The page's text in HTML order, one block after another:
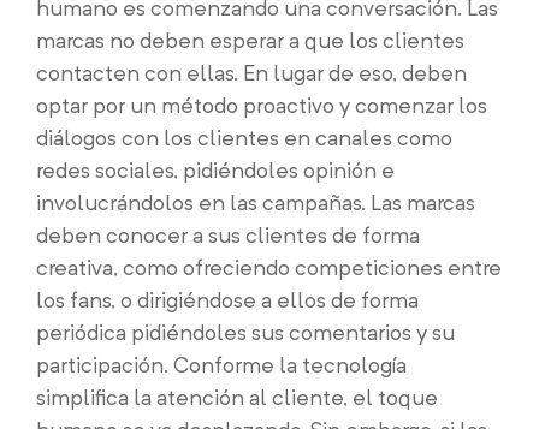
humano es comenzando una conversación. Las
marcas no deben esperar a que los clientes
contacten con ellas. En lugar de eso, deben
optar por un método proactivo y comenzar los
diálogos con los clientes en canales como
redes sociales, pidiéndoles opinión e
involucrándolos en las campañas. Las marcas
deben conocer a sus clientes de forma
creativa, como ofreciendo competiciones entre
los fans, o dirigiéndose a ellos de forma
periódica pidiéndoles sus comentarios y su
participación. Conforme la tecnología
simplifica la atención al cliente, el toque